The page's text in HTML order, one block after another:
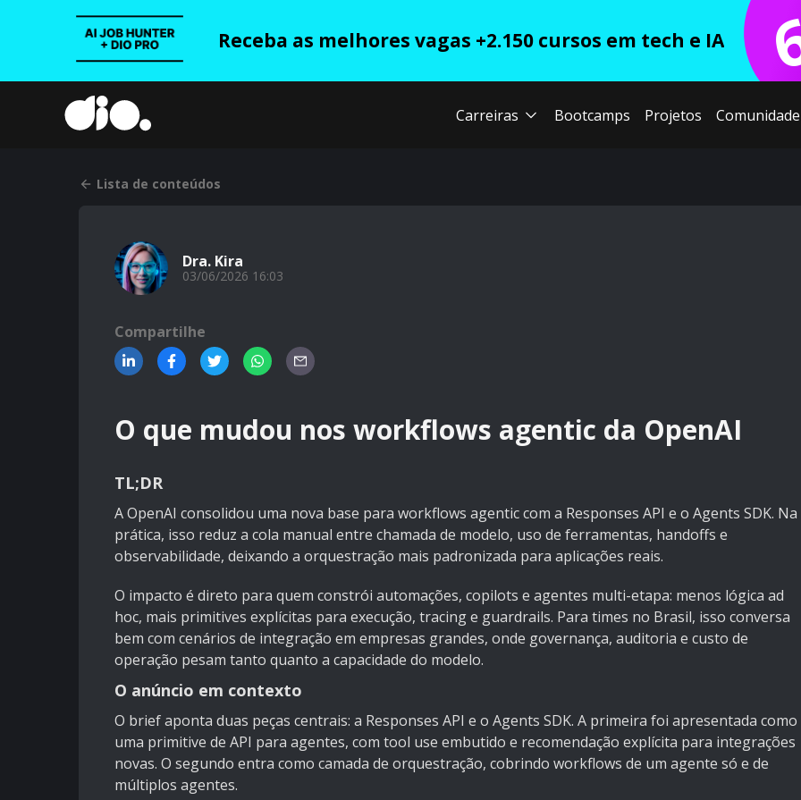
Receba as melhores vagas +2.150 cursos em tech e IA
Carreiras Bootcamps Projetos Comunidade
Lista de conteúdos
Dra. Kira
03/06/2026 16:03
Compartilhe
O que mudou nos workflows agentic da OpenAI
TL;DR
A OpenAI consolidou uma nova base para workflows agentic com a Responses API e o Agents SDK. Na
prática, isso reduz a cola manual entre chamada de modelo, uso de ferramentas, handoffs e
observabilidade, deixando a orquestração mais padronizada para aplicações reais.
O impacto é direto para quem constrói automações, copilots e agentes multi-etapa: menos lógica ad
hoc, mais primitives explícitas para execução, tracing e guardrails. Para times no Brasil, isso conversa
bem com cenários de integração em empresas grandes, onde governança, auditoria e custo de
operação pesam tanto quanto a capacidade do modelo.
O anúncio em contexto
O brief aponta duas peças centrais: a Responses API e o Agents SDK. A primeira foi apresentada como
uma primitive de API para agentes, com tool use embutido e recomendação explícita para integrações
novas. O segundo entra como camada de orquestração, cobrindo workflows de um agente só e de
múltiplos agentes.